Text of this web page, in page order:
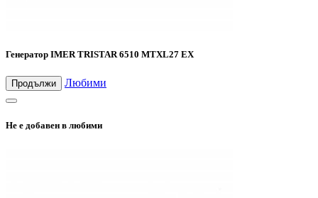
Генератор IMER TRISTAR 6510 MTXL27 EX
Продължи Любими
Не е добавен в любими